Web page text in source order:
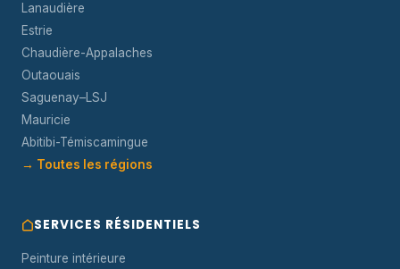
Lanaudière
Estrie
Chaudière-Appalaches
Outaouais
Saguenay–LSJ
Mauricie
Abitibi-Témiscamingue
→ Toutes les régions
SERVICES RÉSIDENTIELS
Peinture intérieure